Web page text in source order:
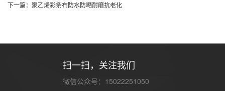
下一篇：聚乙烯彩条布防水防嗮耐磨抗老化
扫一扫，关注我们
微信公众号：15022251050